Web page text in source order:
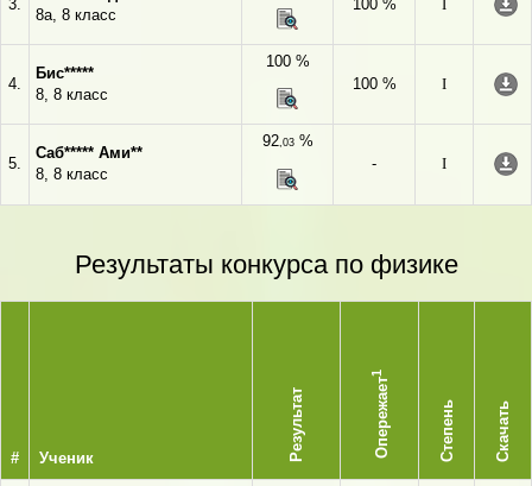
3.
8а, 8 класс
100 % I
4.
Бис*****
8, 8 класс
100 %
100 %
I
5.
Саб***** Ами**
8, 8 класс
92,03%
-
I
Результаты конкурса по физике
# Ученик Результат Опережает
1
Степень Скачать